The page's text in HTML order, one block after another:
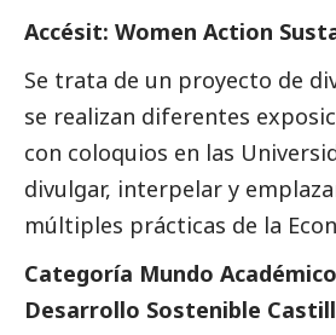
Accésit: Women Action
Se trata de un proyecto de
se realizan diferentes
con coloquios en las
divulgar, interpelar y
múltiples prácticas de la
Categoría Mundo Académico
Desarrollo Sostenible